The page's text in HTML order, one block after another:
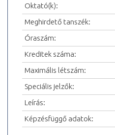
Oktató(k):
Meghirdető tanszék:
Óraszám:
Kreditek száma:
Maximális létszám:
Speciális jelzők:
Leírás:
Képzésfüggő adatok: